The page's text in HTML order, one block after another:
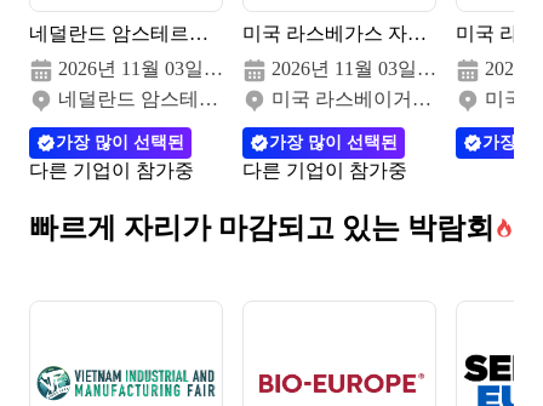
네덜란드 암스테르담 ISPO 박람회 2026
2026년 11월 03일(화) - 05일(목)
네덜란드 암스테르담 (RAI Exhibition Centre)
가장 많이 선택된
다른 기업이 참가중
미국 라스베가스 자동차 부품 박람회 2026
2026년 11월 03일(화) - 06일(금)
미국 라스베이거스 (Las Vegas Convention Center (LVCC))
가장 많이 선택된
다른 기업이 참가중
가장 많
빠르게 자리가 마감되고 있는 박람회